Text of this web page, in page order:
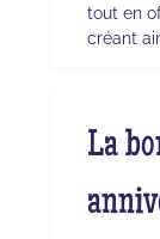
tout en
créant
La